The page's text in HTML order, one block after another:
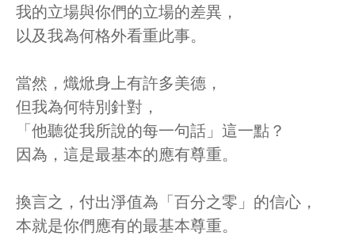
我的立場與你們的立場的差異，
以及我為何格外看重此事。
當然，熾焮身上有許多美德，
但我為何特別針對，
「他聽從我所說的每一句話」這一點？
因為，這是最基本的應有尊重。
換言之，付出淨值為「百分之零」的信心，
本就是你們應有的最基本尊重。